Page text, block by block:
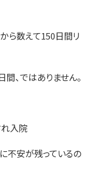
ら数えて150日間リ
、ではありません。
れ入院
不安が残っているの